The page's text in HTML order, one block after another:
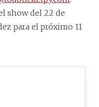
show del 22 de
para el próximo 11